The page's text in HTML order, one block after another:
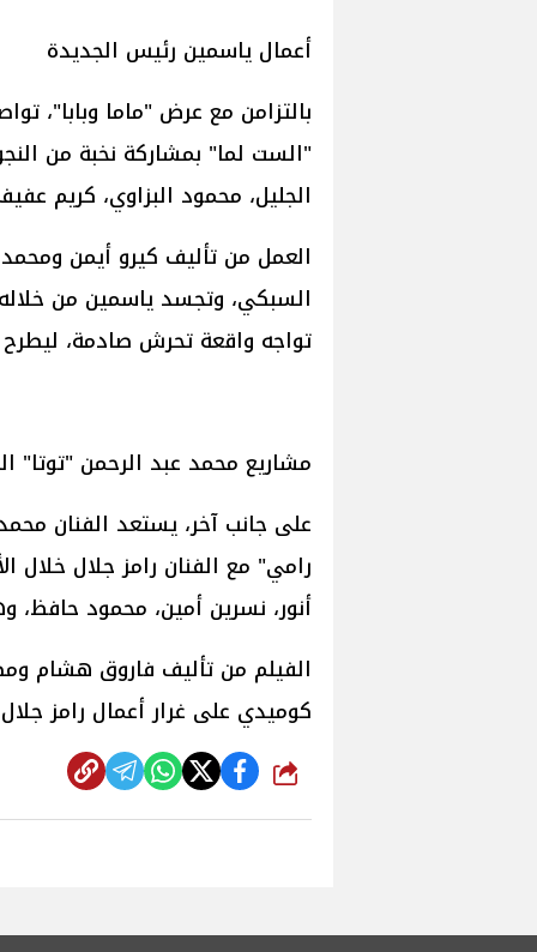
أعمال ياسمين رئيس الجديدة
بالتزامن مع عرض "ماما وبابا"،
"الست لما" بمشاركة نخبة من
الجليل، محمود البزاوي، كريم
العمل من تأليف كيرو أيمن ومحمد
السبكي، وتجسد ياسمين من
تواجه واقعة تحرش صادمة، ليطرح
مشاريع محمد عبد الرحمن "توتا"
على جانب آخر، يستعد الفنان
رامي" مع الفنان رامز جلال خلال
أنور، نسرين أمين، محمود حافظ،
الفيلم من تأليف فاروق هشام
كوميدي على غرار أعمال رامز جلال
شارك